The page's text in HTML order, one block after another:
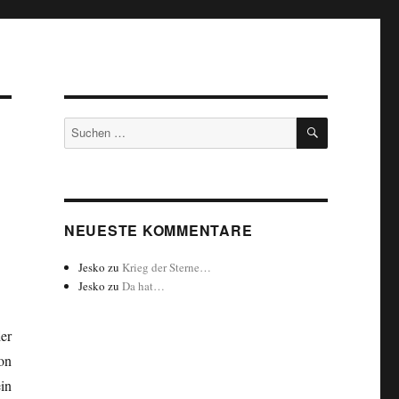
Suchen
nach:
SUCHEN
NEUESTE KOMMENTARE
Jesko zu Krieg der Sterne…
Jesko zuDa hat…